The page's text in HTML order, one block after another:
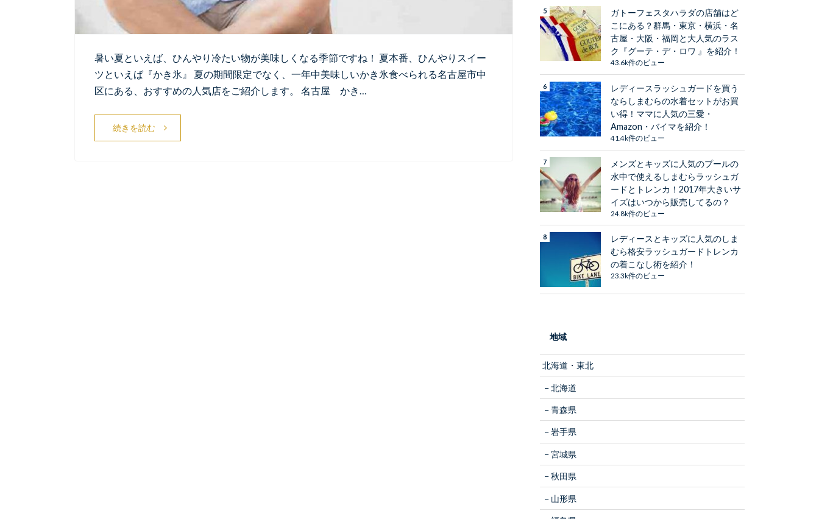
暑い夏といえば、ひんやり冷たい物が美味しくなる季節ですね！ 夏本番、ひんやりスイー
ツといえば『かき氷』 夏の期間限定でなく、一年中美味しいかき氷食べられる名古屋市中
区にある、おすすめの人気店をご紹介します。 名古屋 かき…
続きを読む
ガトーフェスタハラダの店舗はど
こにある？群馬・東京・横浜・名
古屋・大阪・福岡と大人気のラス
ク『グーテ・デ・ロワ 』を紹介！
43.6k件のビュー
レディースラッシュガードを買う
ならしまむらの水着セットがお買
い得！ママに人気の三愛・
Amazon・バイマを紹介！
41.4k件のビュー
メンズとキッズに人気のプールの
水中で使えるしまむらラッシュガ
ードとトレンカ！2017年大きいサ
イズはいつから販売してるの？
24.8k件のビュー
レディースとキッズに人気のしま
むら格安ラッシュガードトレンカ
の着こなし術を紹介！
23.3k件のビュー
地域
北海道・東北
北海道
青森県
岩手県
宮城県
秋田県
山形県